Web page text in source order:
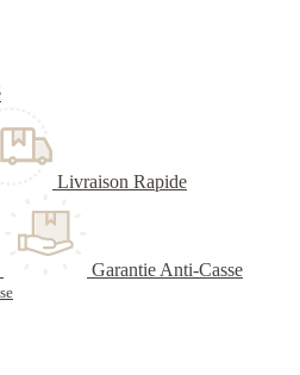
Livraison Rapide
Garantie Anti-Casse